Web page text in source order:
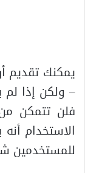
يمكنك
– ولكن إذا لم
فلن تتمكن
الاستخدام
للمستخدمين